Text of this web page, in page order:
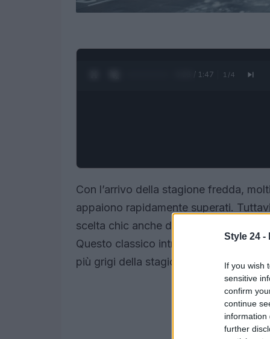
Style 24 -
If you wish
sensitive
confirm
continue
information
further
0:27 / 1:47 1 /4
Con l’arrivo della stagione fredda,
appaiono rapidamente superati.
scelta chic anche durante l’inverno,
Questo classico intramontabile riesce
più grigi della stagione.